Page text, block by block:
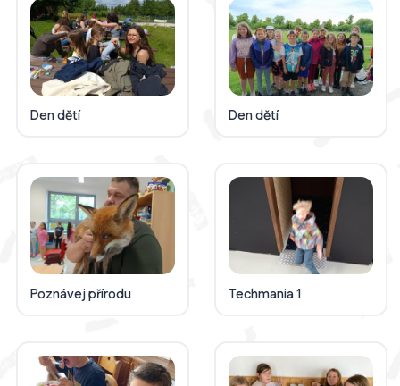
Den dětí Den dětí
Poznávej přírodu Techmania 1